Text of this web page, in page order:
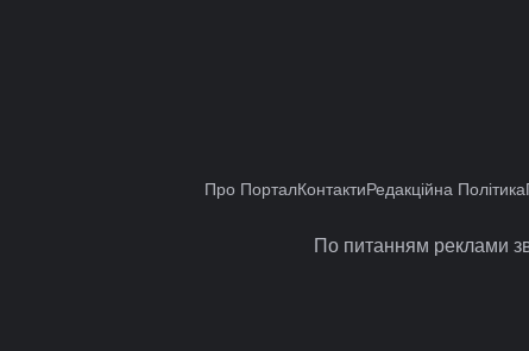
Про ПорталКонтактиРедакційна Політика
По питанням реклами